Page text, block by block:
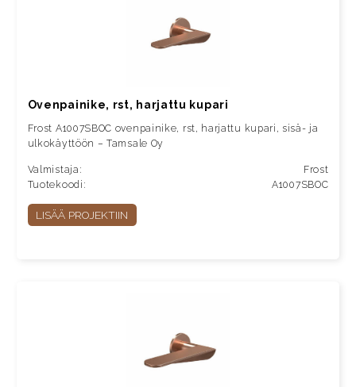
Ovenpainike, rst, harjattu kupari
Frost A1007SBOC ovenpainike, rst, harjattu kupari, sisä- ja
ulkokäyttöön – Tamsale Oy
Valmistaja:
Frost
Tuotekoodi:
A1007SBOC
LISÄÄ PROJEKTIIN